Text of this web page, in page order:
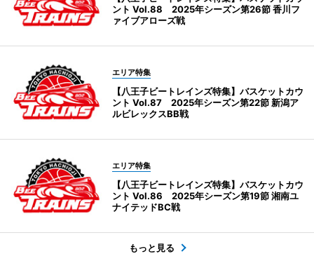
ント Vol.88 2025年シーズン第26節 香川フ
ァイブアローズ戦
エリア特集
【八王子ビートレインズ特集】バスケットカウ
ント Vol.87 2025年シーズン第22節 新潟ア
ルビレックスBB戦
エリア特集
【八王子ビートレインズ特集】バスケットカウ
ント Vol.86 2025年シーズン第19節 湘南ユ
ナイテッドBC戦
もっと見る